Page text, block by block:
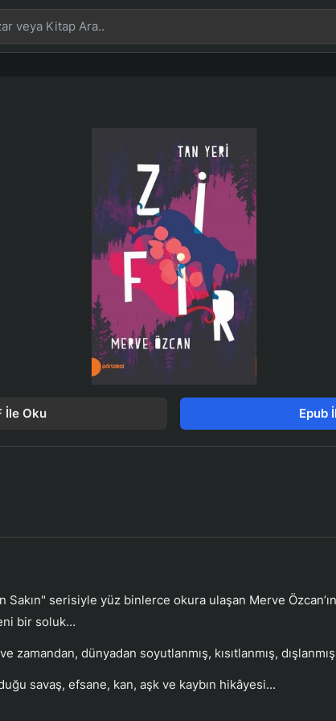
İle Oku Epub
Sakın" serisiyle yüz binlerce okura ulaşan Merve
bir soluk…
zamandan, dünyadan soyutlanmış, kısıtlanmış,
savaş, efsane, kan, aşk ve kaybın hikâyesi...